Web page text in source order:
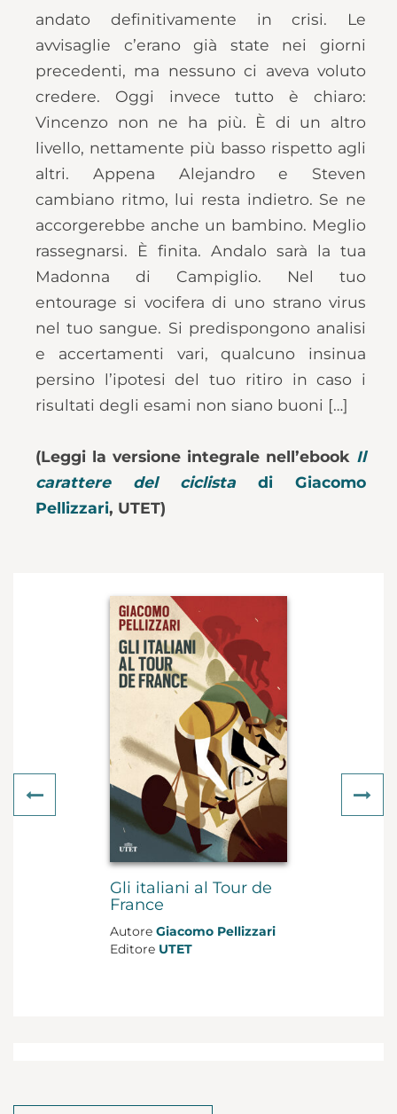
andato definitivamente in crisi. Le
avvisaglie c’erano già state nei giorni
precedenti, ma nessuno ci aveva voluto
credere. Oggi invece tutto è chiaro:
Vincenzo non ne ha più. È di un altro
livello, nettamente più basso rispetto agli
altri. Appena Alejandro e Steven
cambiano ritmo, lui resta indietro. Se ne
accorgerebbe anche un bambino. Meglio
rassegnarsi. È finita. Andalo sarà la tua
Madonna di Campiglio. Nel tuo
entourage si vocifera di uno strano virus
nel tuo sangue. Si predispongono analisi
e accertamenti vari, qualcuno insinua
persino l’ipotesi del tuo ritiro in caso i
risultati degli esami non siano buoni […]
(Leggi la versione integrale nell’ebook Il
carattere del ciclistadi Giacomo
Pellizzari, UTET)
Gli italiani al Tour de
France
Autore Giacomo Pellizzari
Editore UTET
Previous